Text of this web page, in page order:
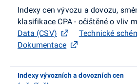
Indexy cen vývozu a dovozu,
klasifikace CPA - očištěné o vliv
Data (CSV)
Technické
Dokumentace
Indexy vývozních a dovozních cen